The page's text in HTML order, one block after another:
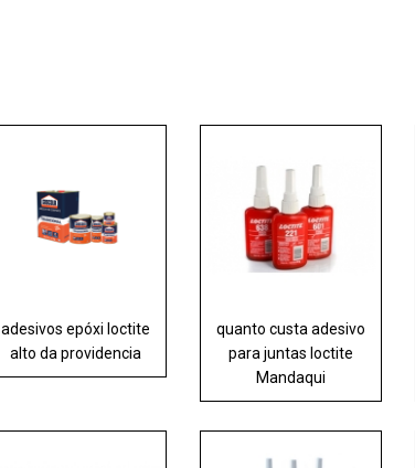
adesivos epóxi loctite
alto da providencia
quanto custa adesivo
para juntas loctite
Mandaqui